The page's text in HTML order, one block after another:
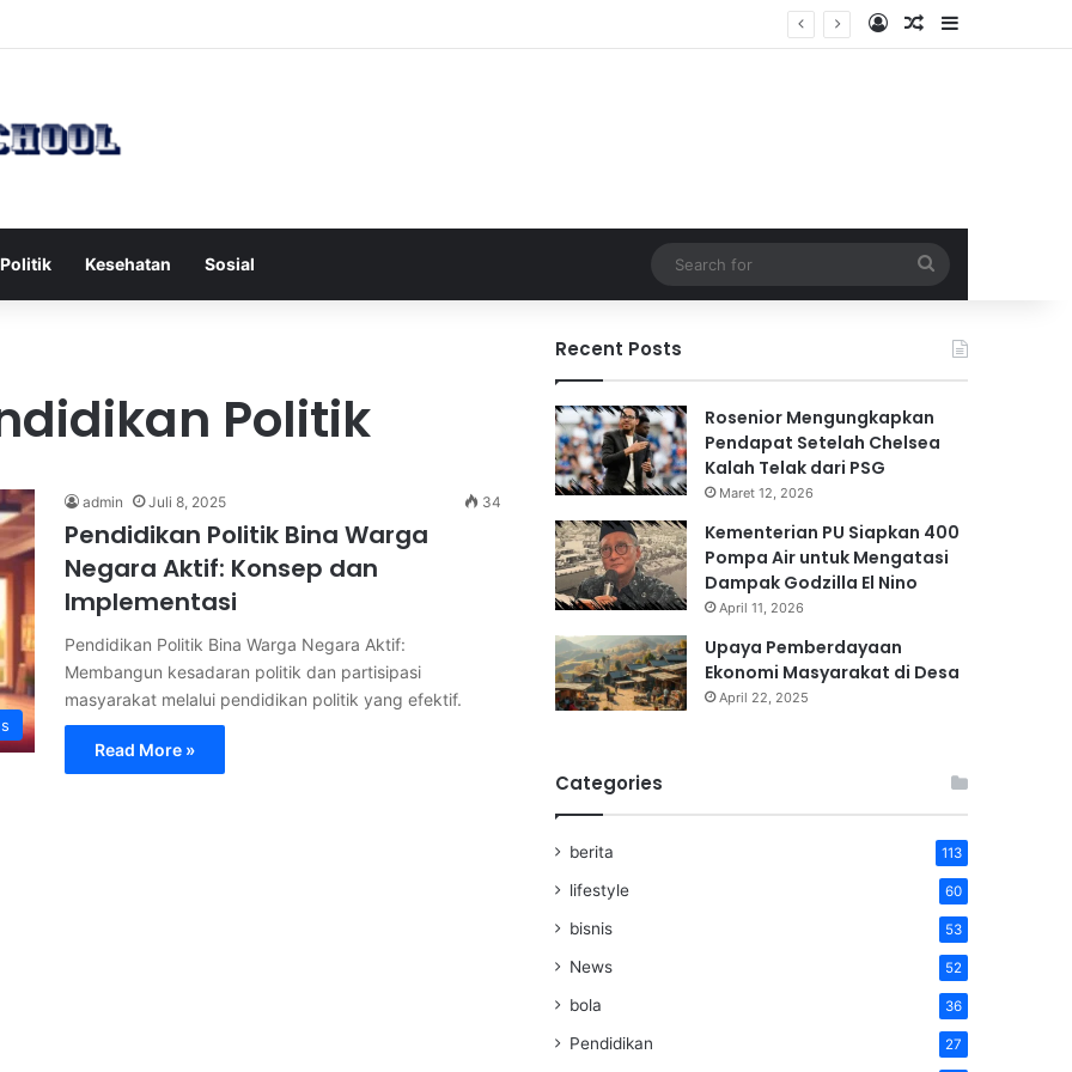
Log InRandom Article
Sidebar
Politik Kesehatan Sosial
for
Politik
admin Juli 8, 2025 34
Pendidikan Politik Bina Warga
Negara Aktif: Konsep dan
Implementasi
Pendidikan Politik Bina Warga Negara Aktif:
Membangun kesadaran politik dan partisipasi
masyarakat melalui pendidikan politik yang efektif.
Read More »
Recent Posts
Rosenior Mengungkapkan
Pendapat Setelah Chelsea
Kalah Telak dari PSG
Maret 12, 2026
Kementerian PU Siapkan 400
Pompa Air untuk Mengatasi
Dampak Godzilla El Nino
April 11, 2026
Upaya Pemberdayaan
Ekonomi Masyarakat di Desa
April 22, 2025
Categories
berita 113
lifestyle 60
bisnis 53
News 52
bola 36
Pendidikan 27